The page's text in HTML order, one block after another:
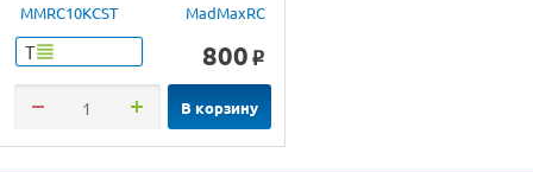
MMRC10KCST MadMaxRC
Т 800 o
В корзину